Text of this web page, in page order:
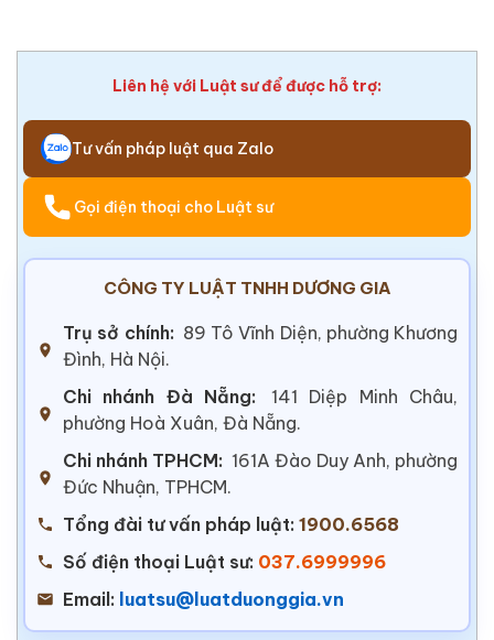
Liên hệ với Luật sư để được hỗ trợ:
Tư vấn pháp luật qua Zalo
Gọi điện thoại cho Luật sư
CÔNG TY LUẬT TNHH DƯƠNG GIA
Trụ sở chính: 89 Tô Vĩnh Diện, phường Khương
Đình, Hà Nội.
Chi nhánh Đà Nẵng:
141 Diệp Minh Châu,
phường Hoà Xuân, Đà Nẵng.
Chi nhánh TPHCM: 161A Đào Duy Anh, phường
Đức Nhuận, TPHCM.
Tổng đài tư vấn pháp luật: 1900.6568
Số điện thoại Luật sư: 037.6999996
Email: luatsu@luatduonggia.vn